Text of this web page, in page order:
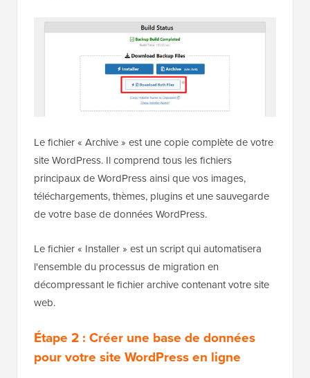
Le fichier « Archive » est une copie complète de votre
site WordPress. Il comprend tous les fichiers
principaux de WordPress ainsi que vos images,
téléchargements, thèmes, plugins et une sauvegarde
de votre base de données WordPress.
Le fichier « Installer » est un script qui automatisera
l'ensemble du processus de migration en
décompressant le fichier archive contenant votre site
web.
Étape 2 : Créer une base de données
pour votre site WordPress en ligne